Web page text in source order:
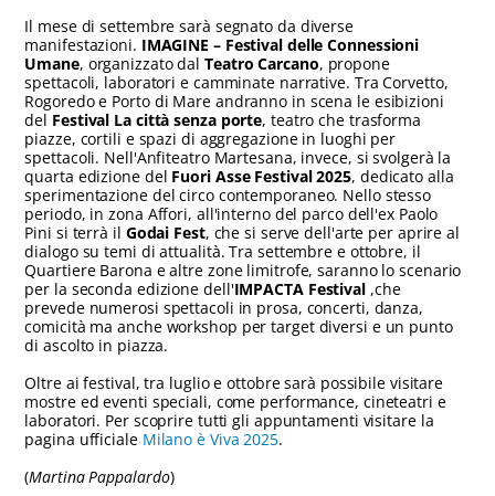
Il mese di settembre sarà segnato da diverse
manifestazioni. IMAGINE – Festival delle Connessioni
Umane, organizzato dalTeatro Carcano, propone
spettacoli, laboratori e camminate narrative. Tra Corvetto,
Rogoredo e Porto di Mare andranno in scena le esibizioni
del Festival La città senza porte, teatro che trasforma
piazze, cortili e spazi di aggregazione in luoghi per
spettacoli. Nell'Anfiteatro Martesana, invece, si svolgerà la
quarta edizione del Fuori Asse Festival 2025, dedicato alla
sperimentazione del circo contemporaneo. Nello stesso
periodo, in zona Affori, all'interno del parco dell'ex Paolo
Pini si terrà il Godai Fest, che si serve dell'arte per aprire al
dialogo su temi di attualità. Tra settembre e ottobre, il
Quartiere Barona e altre zone limitrofe, saranno lo scenario
per la seconda edizione dell'IMPACTA Festival ,che
prevede numerosi spettacoli in prosa, concerti, danza,
comicità ma anche workshop per target diversi e un punto
di ascolto in piazza.
Oltre ai festival, tra luglio e ottobre sarà possibile visitare
mostre ed eventi speciali, come performance, cineteatri e
laboratori. Per scoprire tutti gli appuntamenti visitare la
pagina ufficiale Milano è Viva 2025.
(Martina Pappalardo)